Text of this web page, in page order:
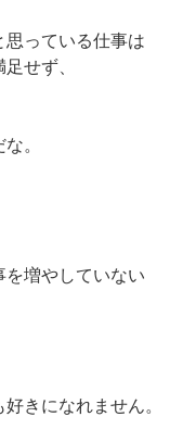
思っている仕事は
せず、
。
を増やしていない
きになれません。